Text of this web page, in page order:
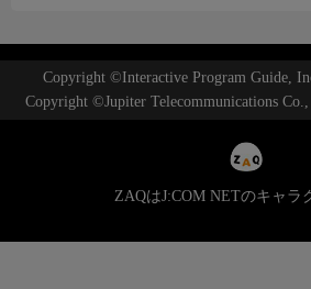
Copyright ©Interactive Program Guide,
Copyright ©Jupiter Telecommunications
ZAQはJ:COM NETのキャラ